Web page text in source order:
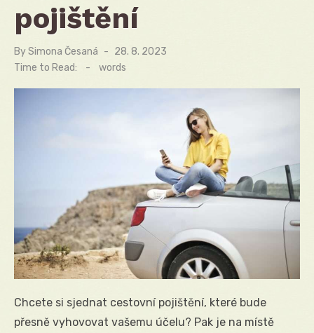
pojištění
BySimona Česaná
Posted
on
28. 8. 2023
Time to Read:
- words
Chcete si sjednat cestovní pojištění, které bude
přesně vyhovovat vašemu účelu? Pak je na místě